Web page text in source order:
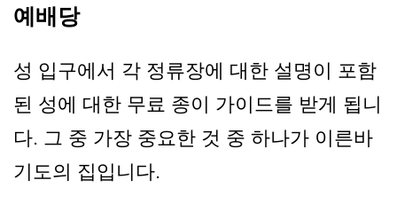
예배당
성 입구에서 각 정류장에 대한 설명이 포함
된 성에 대한 무료 종이 가이드를 받게 됩니
다. 그 중 가장 중요한 것 중 하나가 이른바
기도의 집입니다.